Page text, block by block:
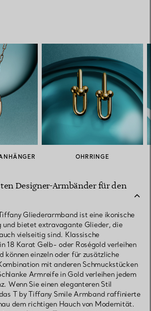
OHRRINGE
Designer-Armbänder für den
Gliederarmband ist eine ikonische
bietet extravagante Glieder, die
vielseitig sind. Klassische
18 Karat Gelb- oder Roségold verleihen
können einzeln oder für zusätzliche
mit anderen Schmuckstücken
Armreife in Gold verleihen jedem
Wenn Sie einen eleganteren Stil
T by Tiffany Smile Armband raffinierte
dem richtigen Hauch von Modernität.